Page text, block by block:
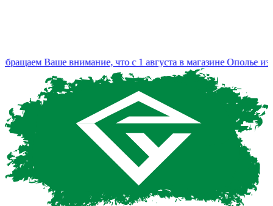
Ваше внимание, что с 1 августа в магазине Ополье